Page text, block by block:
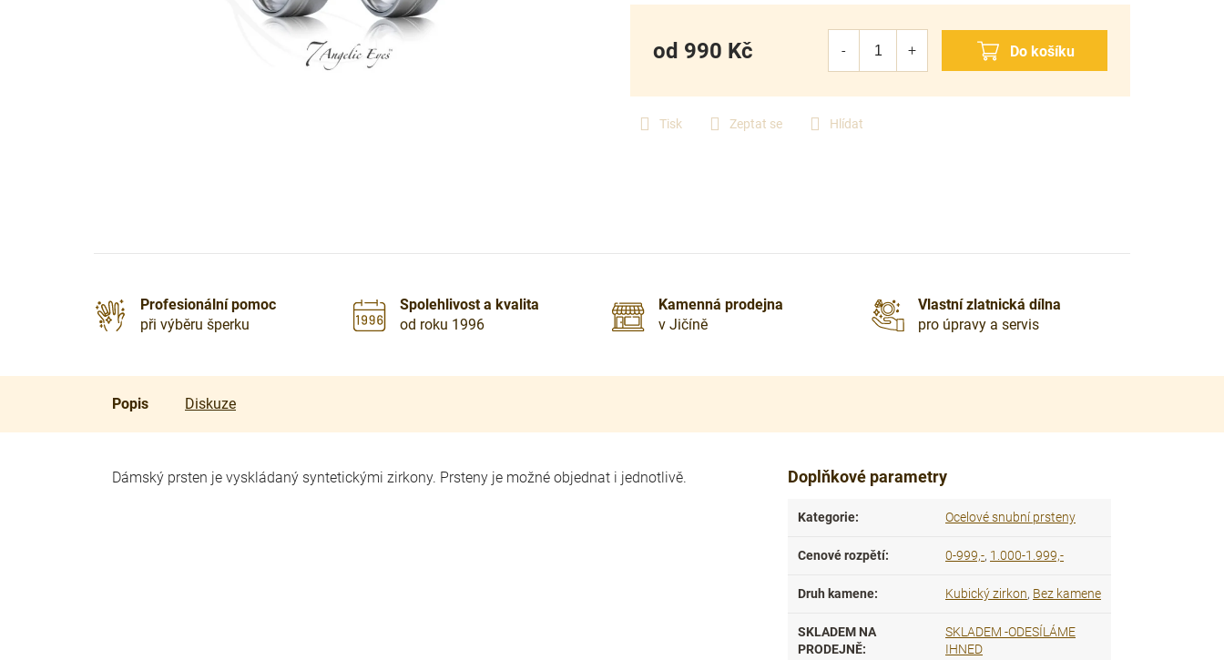
Tisk Zeptat se Hlídat
od 990 Kč
Profesionální pomoc
při výběru šperku
Spolehlivost a kvalita
od roku 1996
Kamenná prodejna
v Jičíně
Vlastní zlatnická dílna
pro úpravy a servis
Popis Diskuze
Dámský prsten je vyskládaný syntetickými zirkony. Prsteny je možné objednat i jednotlivě. Doplňkové parametry
Kategorie: Ocelové snubní prsteny
Cenové rozpětí: 0-999,-, 1.000-1.999,-
Druh kamene: Kubický zirkon, Bez kamene
SKLADEM NA
PRODEJNĚ:
SKLADEM -ODESÍLÁME
IHNED